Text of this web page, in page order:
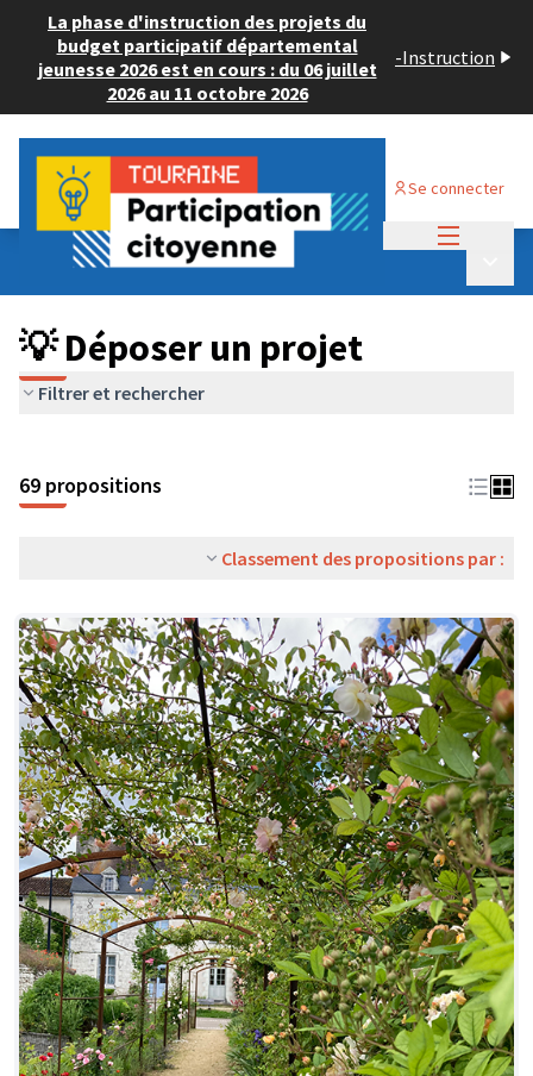
La phase d'instruction des projets du
budget participatif départemental
jeunesse 2026 est en cours : du 06 juillet
2026 au 11 octobre 2026
-Instruction
Se connecter
Budget Participatif ADULTE 2024
💡 Déposer un projet
💡 Déposer un projet
Filtrer et rechercher
69 propositions
Classement des propositions par :